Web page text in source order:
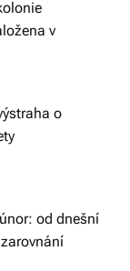
v
o
od dnešní